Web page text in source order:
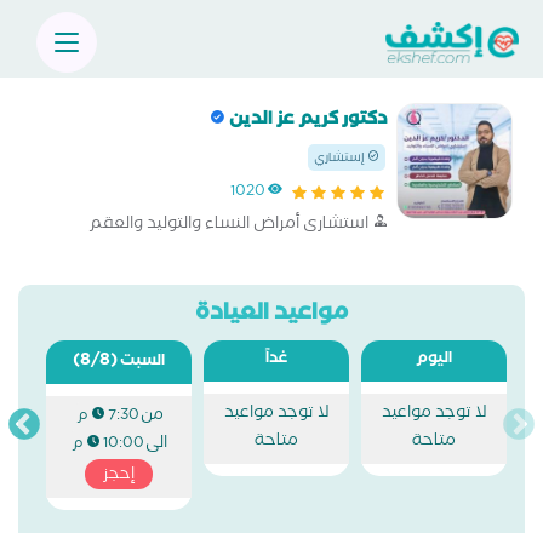
دكتور كريم عز الدين
إستشاري
1020
استشارى أمراض النساء والتوليد والعقم
مواعيد العيادة
اليوم
لا توجد مواعيد
متاحة
غداً
لا توجد مواعيد
متاحة
السبت(8/8)
من7:30 م
الى10:00 م
إحجز